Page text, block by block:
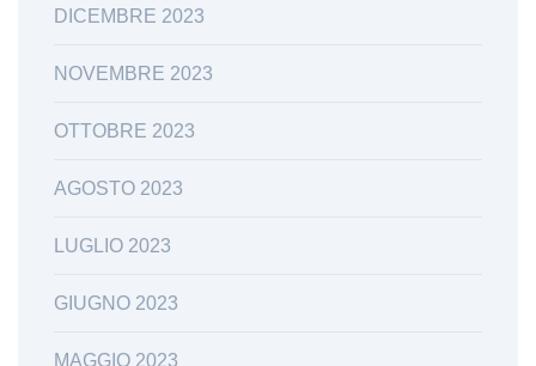
DICEMBRE 2023
NOVEMBRE 2023
OTTOBRE 2023
AGOSTO 2023
LUGLIO 2023
GIUGNO 2023
MAGGIO 2023